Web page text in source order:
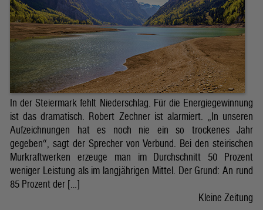
In der Steiermark fehlt Niederschlag. Für die Energiegewinnung
ist das dramatisch. Robert Zechner ist alarmiert. „In unseren
Aufzeichnungen hat es noch nie ein so trockenes Jahr
gegeben“, sagt der Sprecher von Verbund. Bei den steirischen
Murkraftwerken erzeuge man im Durchschnitt 50 Prozent
weniger Leistung als im langjährigen Mittel. Der Grund: An rund
85 Prozent der […]
Kleine Zeitung